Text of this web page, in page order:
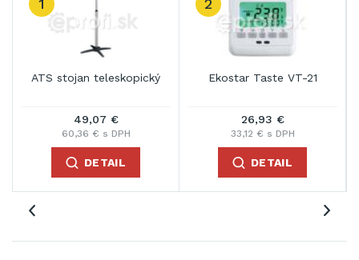
1
ATS stojan teleskopický
49,07 €
60,36 € s DPH
DETAIL
2
Ekostar Taste VT-21
26,93 €
33,12 € s DPH
DETAIL